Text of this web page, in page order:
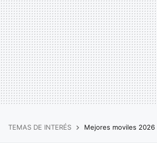
TEMAS DE INTERÉS Mejores moviles 2026